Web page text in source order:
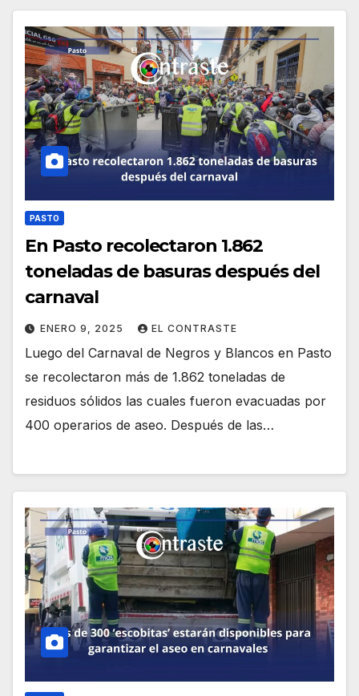
PASTO
En Pasto recolectaron 1.862
toneladas de basuras después del
carnaval
ENERO 9, 2025 EL CONTRASTE
Luego del Carnaval de Negros y Blancos en Pasto
se recolectaron más de 1.862 toneladas de
residuos sólidos las cuales fueron evacuadas por
400 operarios de aseo. Después de las…